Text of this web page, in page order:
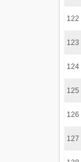
122
123
124
125
126
127